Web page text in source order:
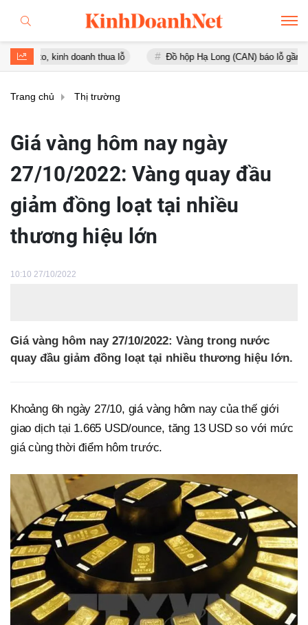
kinh doanh thua lỗ Đồ hộp Hạ Long (CAN) báo lỗ gần 16 tỷ
Trang chủ Thị trường
Giá vàng hôm nay ngày
27/10/2022: Vàng quay đầu
giảm đồng loạt tại nhiều
thương hiệu lớn
10:10 27/10/2022
Giá vàng hôm nay 27/10/2022: Vàng trong nước
quay đầu giảm đồng loạt tại nhiều thương hiệu lớn.
Khoảng 6h ngày 27/10, giá vàng hôm nay của thế giới
giao dịch tại 1.665 USD/ounce, tăng 13 USD so với mức
giá cùng thời điểm hôm trước.